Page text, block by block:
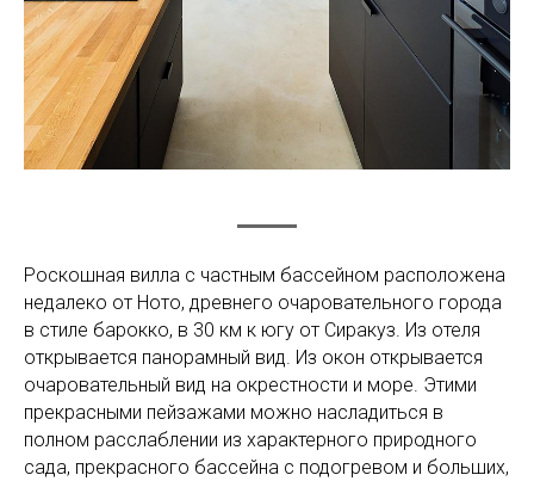
Роскошная вилла с частным бассейном расположена
недалеко от Ното, древнего очаровательного города
в стиле барокко, в 30 км к югу от Сиракуз. Из отеля
открывается панорамный вид. Из окон открывается
очаровательный вид на окрестности и море. Этими
прекрасными пейзажами можно насладиться в
полном расслаблении из характерного природного
сада, прекрасного бассейна с подогревом и больших,